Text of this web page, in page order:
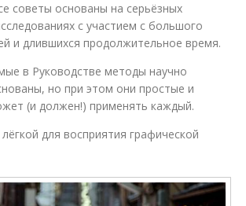
советы основаны на серьёзных
с участием с большого
и длившихся продолжительное время.
в Руководстве методы научно
но при этом они простые и
(и должен!) применять каждый.
для восприятия графической